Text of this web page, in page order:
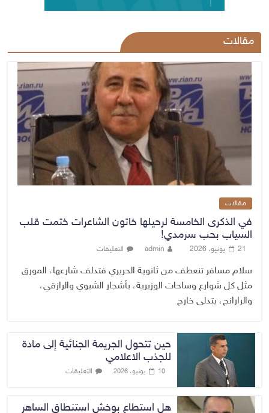
مقالات
مقالات
في الذكرى الخامسة لرحيلها خاتون الشاعرات ختمت قلب
السياب بحب سرمدي!
21 يونيو، 2026 admin التعليقات
سلام مسافر تنعطف من ثانوية الحريري فتدلف شارعها، المورق
مثل كل شوارع وساحات الوزيرية، بأشجار الشبوي والرازقي،
والرارانج، يتدلى خارج
حين تتحول الجريمة الجنائية إلى مادة
للجذب الاعلامي
10 يونيو، 2026 التعليقات
هل استطاع بوخش استنطاق الساهر